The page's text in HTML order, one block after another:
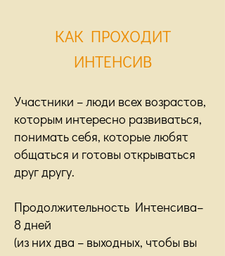
КАК ПРОХОДИТ
ИНТЕНСИВ
Участники – люди всех возрастов,
которым интересно развиваться,
понимать себя, которые любят
общаться и готовы открываться
друг другу.
Продолжительность Интенсива–
8 дней
(из них два – выходных, чтобы вы